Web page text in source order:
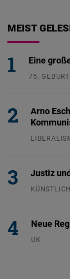
MEIST
Eine
75.
Arno
Justiz
Neue
UK
Google
Maps
Embed
Flickr
Embed
Embed
D.Vinci